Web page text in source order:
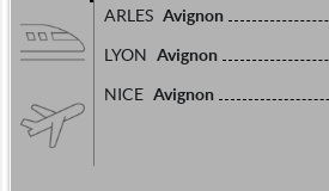
ARLES Avignon
LYON Avignon
NICE Avignon